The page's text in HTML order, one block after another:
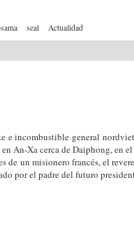
seal Actualidad
e incombustible general
An-Xa cerca de Daiphong, en
de un misionero francés, el
por el padre del futuro